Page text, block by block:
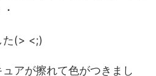
た(> <;)
アが擦れて色がつきまし